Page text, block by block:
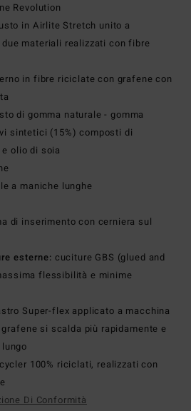
Revolution
in Airlite Stretch unito a
materiali realizzati con fibre
in fibre riciclate con grafene con
di gomma naturale - gomma
sintetici (15%) composti di
olio di soia
a maniche lunghe
di inserimento con cerniera sul
esterne: cuciture GBS (glued and
flessibilità e minime
Super-flex applicato a macchina
si scalda più rapidamente e
100% riciclati, realizzati con
Di Conformità